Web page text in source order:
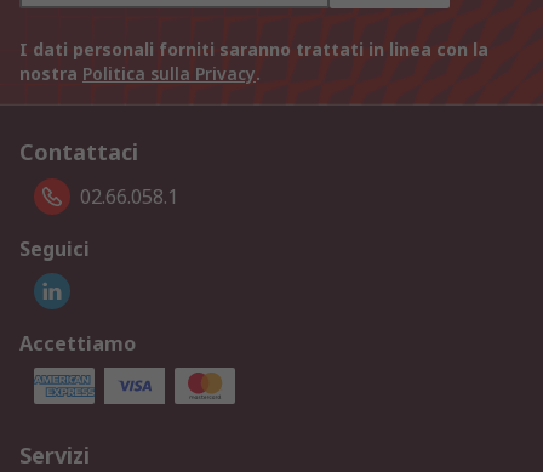
I dati personali forniti saranno trattati in linea con la
nostra Politica sulla Privacy.
Contattaci
02.66.058.1
Seguici
Accettiamo
Servizi